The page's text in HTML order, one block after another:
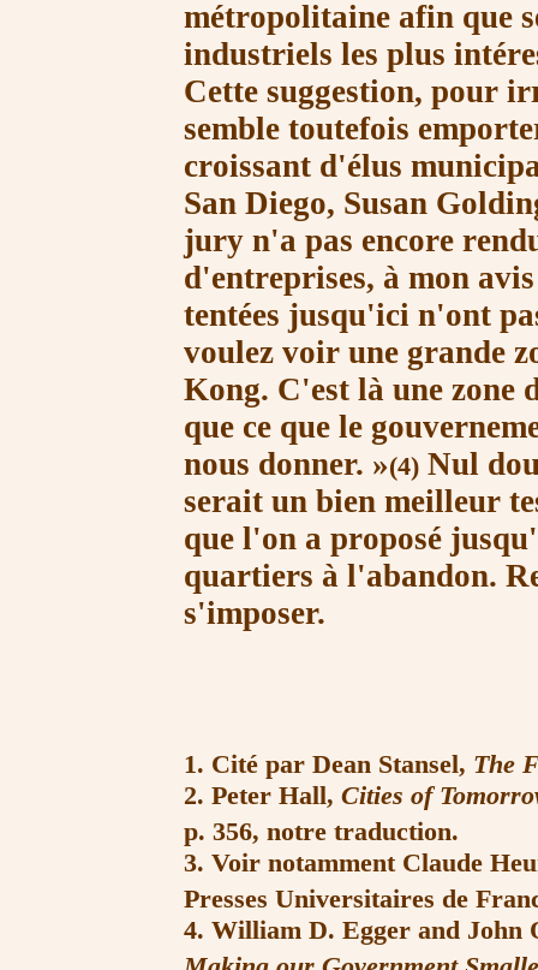
métropolitaine afin que
industriels les plus
Cette suggestion, pour
semble toutefois
croissant d'élus
San Diego, Susan
jury n'a pas encore
d'entreprises, à mon
tentées jusqu'ici n'ont
voulez voir une grande
Kong. C'est là une zone
que ce que le
nous donner. »(4)Nul
serait un bien meilleur
que l'on a proposé
quartiers à l'abandon.
s'imposer.
1. Cité par Dean Stansel, The
2. Peter Hall, Cities of
p. 356, notre traduction.
3. Voir notamment Claude
Presses Universitaires de
4. William D. Egger and John